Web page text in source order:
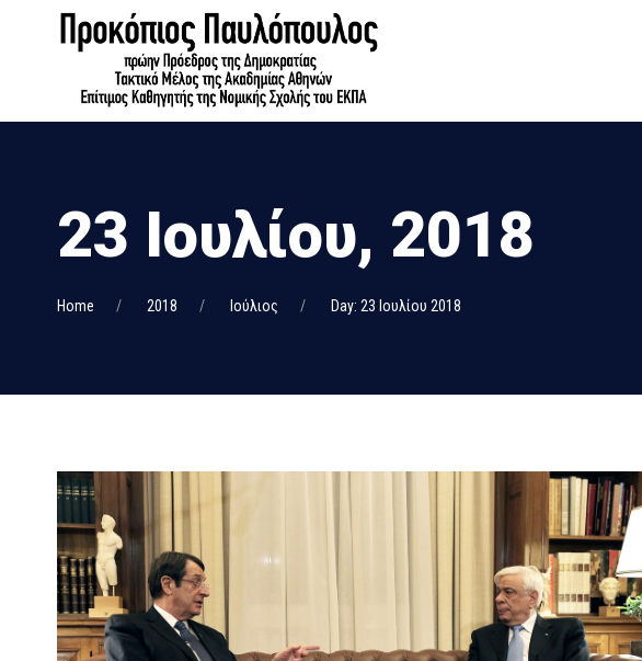
23 Ιουλίου, 2018
Home 2018 Ιούλιος Day: 23 Ιουλίου 2018